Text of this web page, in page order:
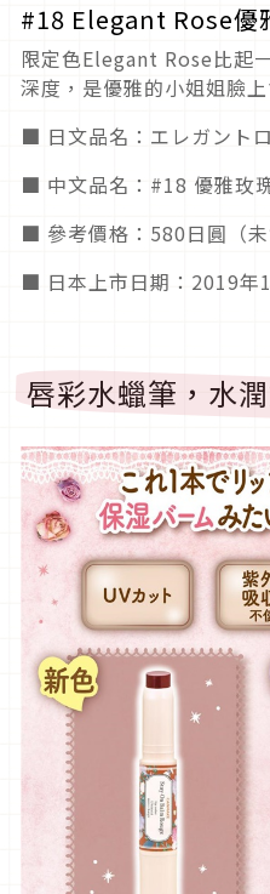
#18 Elegant Rose優
限定色Elegant Rose比起
深度，是優雅的小姐姐臉
■ 日文品名：エレガント
■ 中文品名：#18 優雅玫
■ 參考價格：580日圓（未
■ 日本上市日期：2019年
唇彩水蠟筆，水